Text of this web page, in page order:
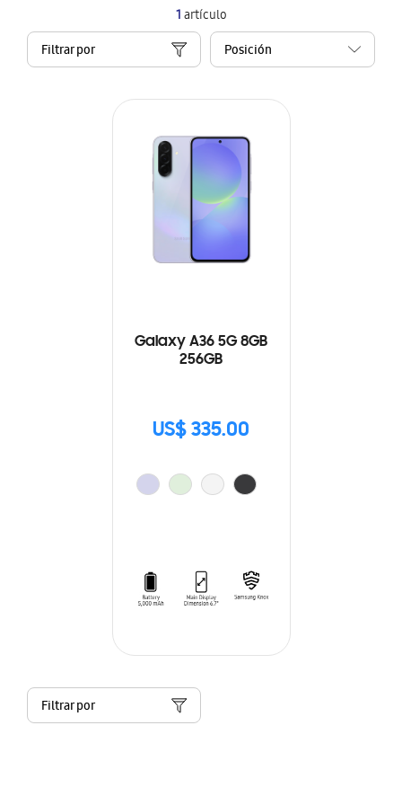
1artículo
Filtrar por
Galaxy A36 5G 8GB
256GB
US$ 335.00
Filtrar por